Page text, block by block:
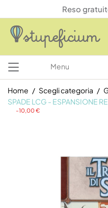
Reso
Menu
Home Scegli categoria
SPADE LCG - ESPANSIONE
-10,00 €